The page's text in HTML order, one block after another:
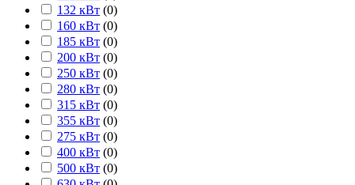
132 кВт (0)
160 кВт (0)
185 кВт (0)
200 кВт (0)
250 кВт (0)
280 кВт (0)
315 кВт (0)
355 кВт (0)
275 кВт (0)
400 кВт (0)
500 кВт (0)